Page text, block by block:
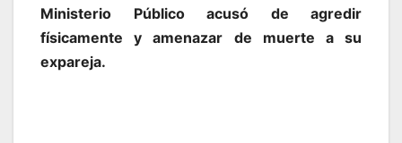
Ministerio Público acusó de agredir
físicamente y amenazar de muerte a su
expareja.